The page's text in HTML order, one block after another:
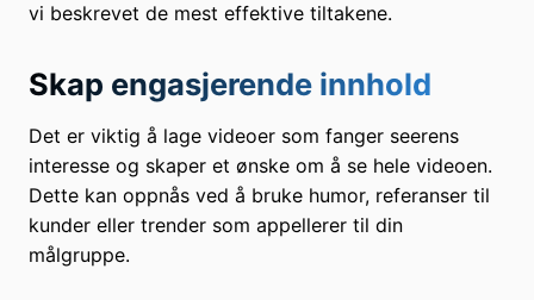
vi beskrevet de mest effektive tiltakene.
Skap engasjerende innhold
Det er viktig å lage videoer som fanger seerens
interesse og skaper et ønske om å se hele videoen.
Dette kan oppnås ved å bruke humor, referanser til
kunder eller trender som appellerer til din
målgruppe.